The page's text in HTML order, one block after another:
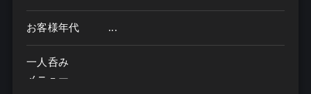
お客様年代 ...
一人呑み
メニュー